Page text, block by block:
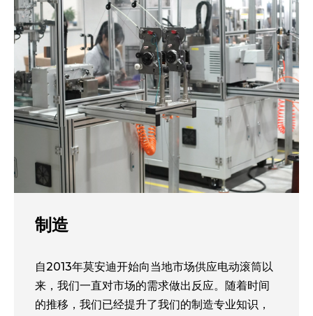
制造
自2013年莫安迪开始向当地市场供应电动滚筒以
来，我们一直对市场的需求做出反应。随着时间
的推移，我们已经提升了我们的制造专业知识，